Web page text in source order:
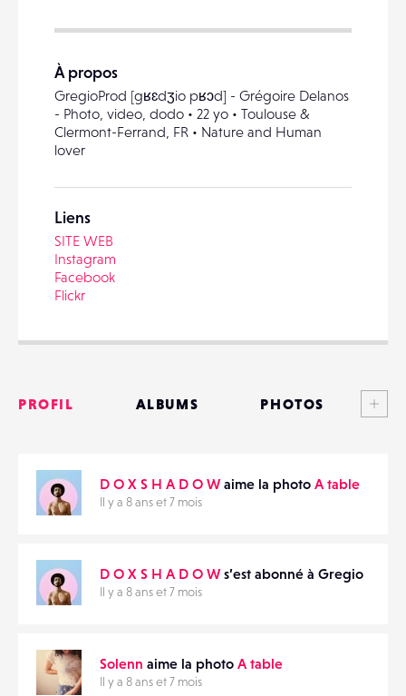
DESTINATAIRE
VOTRE
À propos
GregioProd [gʁɛdʒio pʁɔd] - Grégoire Delanos
- Photo, video, dodo • 22 yo • Toulouse &
Clermont-Ferrand, FR • Nature and Human
lover
Liens
SITE WEB
Instagram
Facebook
Flickr
PROFIL ALBUMS PHOTOS
MATÉRIELS
ÉVÉNEMENTS
D O X S H A D O W aime la photo A table
Il y a 8 ans et 7 mois
D O X S H A D O W s’est abonné à Gregio
Il y a 8 ans et 7 mois
Solenn aime la photo A table
Il y a 8 ans et 7 mois